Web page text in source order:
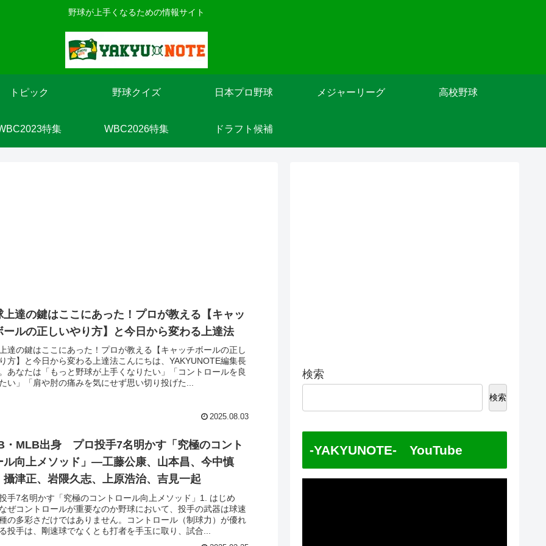
野球が上手くなるための情報サイト
トピック 野球クイズ 日本プロ野球 メジャーリーグ 高校野球
特集 WBC2026特集 ドラフト候補
上達の鍵はここにあった！プロが教える【キャッ
ールの正しいやり方】と今日から変わる上達法
達の鍵はここにあった！プロが教える【キャッチボールの正し
方】と今日から変わる上達法こんにちは、YAKYUNOTE編集長
あなたは「もっと野球が上手くなりたい」「コントロールを良
い」「肩や肘の痛みを気にせず思い切り投げた...
2025.08.03
・MLB出身 プロ投手7名明かす「究極のコント
ル向上メソッド」―工藤公康、山本昌、今中慎
攝津正、岩隈久志、上原浩治、吉見一起
手7名明かす「究極のコントロール向上メソッド」1. はじめ
ぜコントロールが重要なのか野球において、投手の武器は球速
の多彩さだけではありません。コントロール（制球力）が優れ
投手は、剛速球でなくとも打者を手玉に取り、試合...
検索
検索
-YAKYUNOTE- YouTube